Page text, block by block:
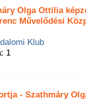
Olga Ottilia
Művelődési
Klub
1
- Szathmáry